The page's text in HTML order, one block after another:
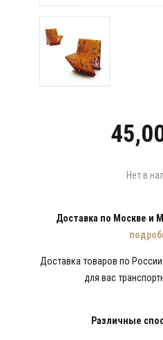
Нет в
Доставка по Москве и
Доставка товаров по
для вас
Различные